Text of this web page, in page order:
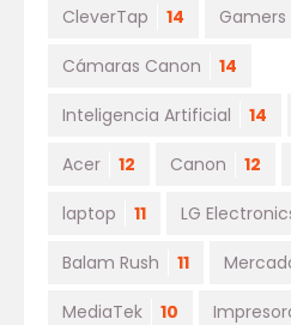
CleverTap 14 Gamers
Cámaras Canon 14
Inteligencia Artificial 14
Acer 12 Canon 12
laptop 11 LG
Balam Rush 11
MediaTek 10